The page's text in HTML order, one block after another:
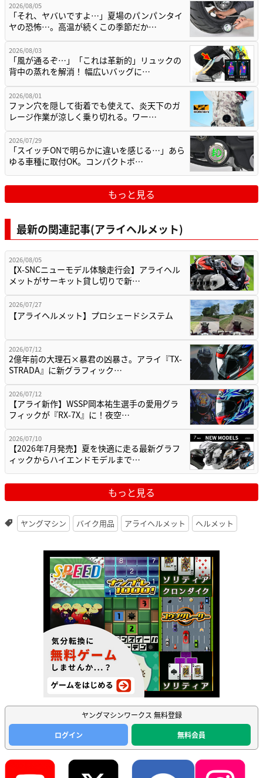
2026/08/05
「それ、ヤバいですよ…」夏場のパンパンタイ
ヤの恐怖…。高温が続くこの季節だか…
2026/08/03
「風が通るぞ…」「これは革新的」リュックの
背中の蒸れを解消！ 幅広いバッグに…
2026/08/01
ファン穴を隠して街着でも使えて、炎天下のガ
レージ作業が涼しく乗り切れる。ワー…
2026/07/29
「スイッチONで明らかに違いを感じる…」あら
ゆる車種に取付OK。コンパクトボ…
もっと見る
最新の関連記事(アライヘルメット)
2026/08/05
【X-SNCニューモデル体験走行会】アライヘル
メットがサーキット貸し切りで新…
2026/07/27
【アライヘルメット】プロシェードシステム
2026/07/12
2億年前の大理石×暴君の凶暴さ。アライ『TX-
STRADA』に新グラフィック…
2026/07/12
【アライ新作】WSSP岡本祐生選手の愛用グラ
フィックが『RX-7X』に！夜空…
2026/07/10
【2026年7月発売】夏を快適に走る最新グラフ
ィックからハイエンドモデルまで…
もっと見る
ヤングマシン バイク用品 アライヘルメット ヘルメット
ヤングマシンワークス 無料登録
ログイン
無料会員